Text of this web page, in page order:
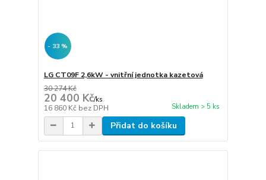
- 33 %
LG CT09F 2,6kW - vnitřní jednotka kazetová
30 274 Kč
20 400 Kč/ks
16 860 Kč bez DPH Skladem > 5 ks
Přidat do košíku